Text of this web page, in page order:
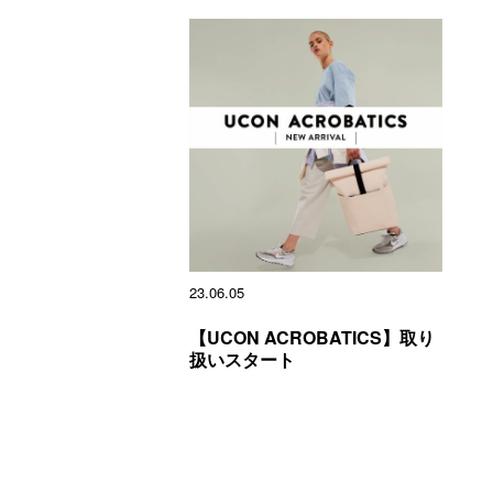
23.06.05
【UCON ACROBATICS】取り
扱いスタート